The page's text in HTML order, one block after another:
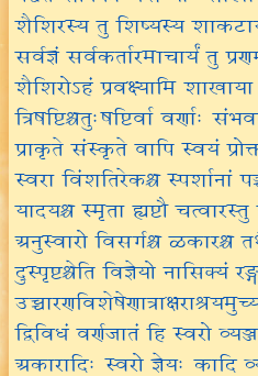
शैशिरस्य तु शिष्यस्य
सर्वज्ञं सर्वकर्तारमाचार्यं तु
शैशिरोऽहं प्रवक्ष्यामि
त्रिषष्टिश्चतुःषष्टिर्वा वर्णाः
प्राकृते संस्कृते वापि स्वयं
स्वरा विंशतिरेकश्च स्पर्शानां
यादयश्च स्मृता ह्यष्टौ
अनुस्वारो विसर्गश्च
दुस्पृष्टश्चेति विज्ञेयो नासिक्यं
द्विविधं वर्णजातं हि स्वरो
अकारादिः स्वरो ज्ञेयः कादि